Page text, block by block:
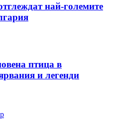
най-големите
птица в
и легенди